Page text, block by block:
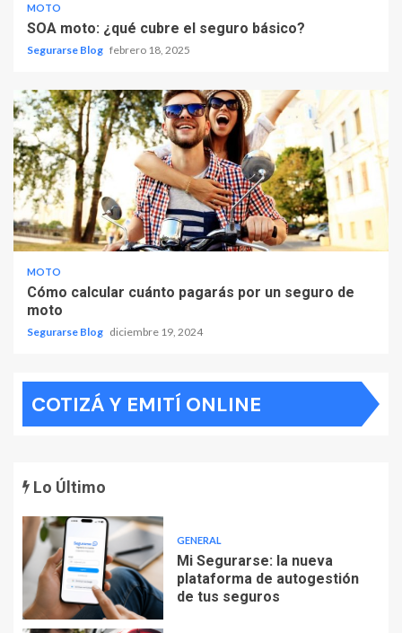
MOTO
SOA moto: ¿qué cubre el seguro básico?
Segurarse Blog febrero 18, 2025
MOTO
Cómo calcular cuánto pagarás por un seguro de
moto
Segurarse Blog diciembre 19, 2024
COTIZÁ Y EMITÍ ONLINE
Lo Último
GENERAL
Mi Segurarse: la nueva
plataforma de autogestión
de tus seguros